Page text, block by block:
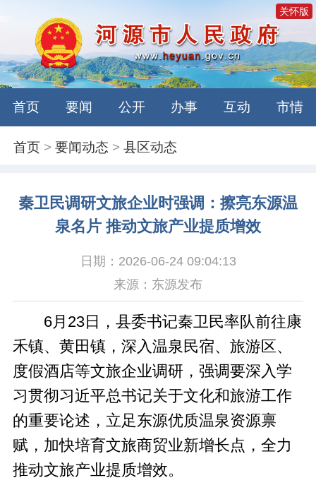
关怀版
首页 要闻 公开 办事 互动 市情
首页 >要闻动态 >县区动态
秦卫民调研文旅企业时强调：擦亮东源温
泉名片 推动文旅产业提质增效
日期：2026-06-24 09:04:13
来源：东源发布
6月23日，县委书记秦卫民率队前往康
禾镇、黄田镇，深入温泉民宿、旅游区、
度假酒店等文旅企业调研，强调要深入学
习贯彻习近平总书记关于文化和旅游工作
的重要论述，立足东源优质温泉资源禀
赋，加快培育文旅商贸业新增长点，全力
推动文旅产业提质增效。